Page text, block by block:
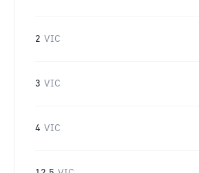
2 VIC
3 VIC
4 VIC